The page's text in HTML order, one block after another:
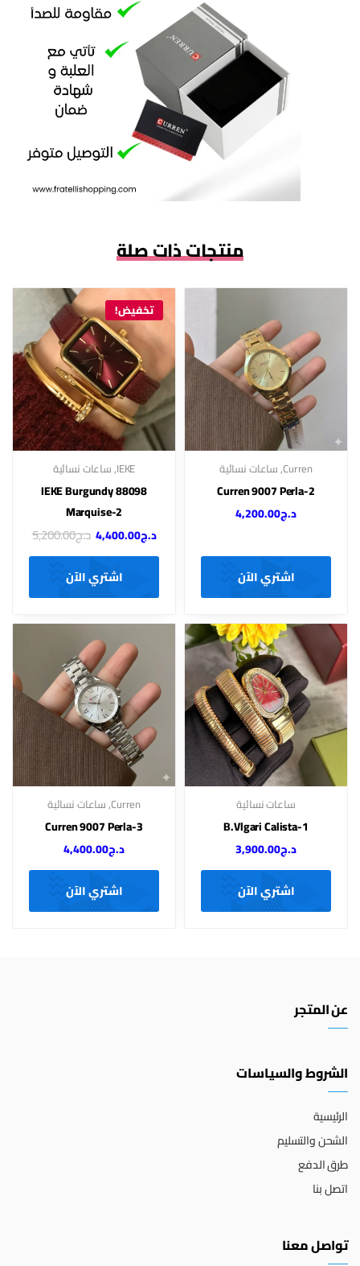
منتجات ذات صلة
Curren
,ساعات نسائية
Curren 9007 Perla-2
د.ج4,200.00
اشتري الآن
تخفيض!
IEKE
,ساعات نسائية
IEKE Burgundy 88098
Marquise-2
د.ج4,400.00 د.ج5,200.00
اشتري الآن
ساعات نسائية
B.Vlgari Calista-1
د.ج3,900.00
اشتري الآن
Curren
,ساعات نسائية
Curren 9007 Perla-3
د.ج4,400.00
اشتري الآن
عن المتجر
الشروط والسياسات
الرئيسية
الشحن والتسليم
طرق الدفع
اتصل بنا
تواصل معنا